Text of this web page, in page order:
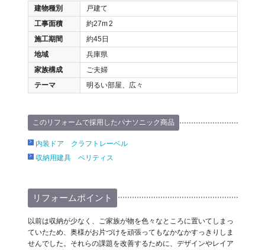
建物種別
戸建て
工事面積
約27m2
施工期間
約45日
地域
兵庫県
家族構成
ご夫婦
テーマ
明るい部屋、広々
このリフォームで採用したパナソニック商品
内装ドア クラフトレーベル
収納用建具 ベリティス
リフォームポイント
以前は収納が少なく、ご家族が物を色々なところに置いてしまっ
ていたため、奥様がお片づけを頑張ってもなかなかすっきりしま
せんでした。それらの課題を改善するために、デザインやレイア